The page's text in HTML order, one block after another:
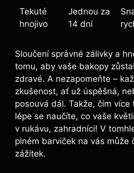
Tekuté
hnojivo
Jednou za
14 dní
Sloučení správné zálivky a
tomu, aby vaše bakopy
zdravé. A nezapomeňte –
zkušenost, ať už úspěšná,
posouvá dál. Takže, čím
lépe se naučíte, co vaše
v rukávu, zahradníci! V
plném barviček na vás může
zážitek.